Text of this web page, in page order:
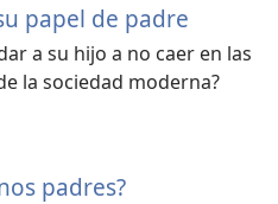
papel de padre
a su hijo a no caer en las
la sociedad moderna?
padres?